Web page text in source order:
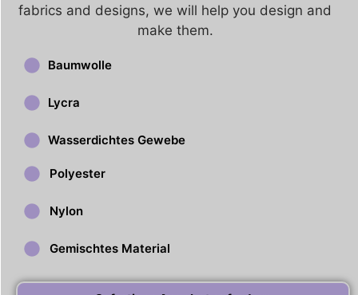
fabrics and designs, we will help you design and
make them.
Baumwolle
Lycra
Wasserdichtes Gewebe
Polyester
Nylon
Gemischtes Material